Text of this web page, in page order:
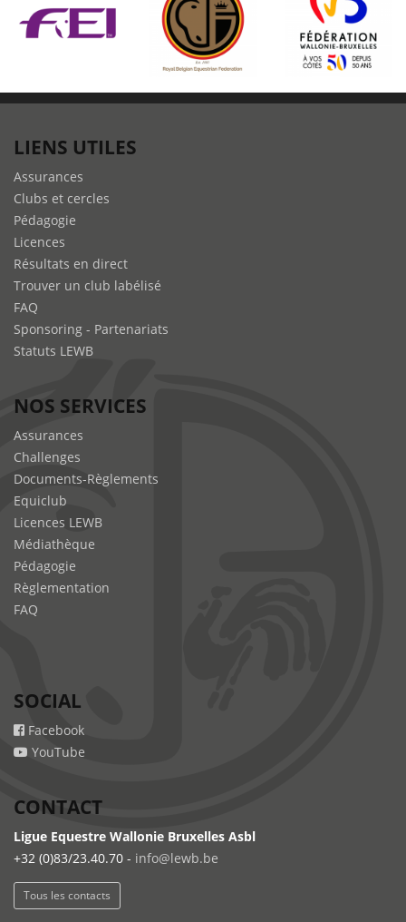
LIENS UTILES
Assurances
Clubs et cercles
Pédagogie
Licences
Résultats en direct
Trouver un club labélisé
FAQ
Sponsoring - Partenariats
Statuts LEWB
NOS SERVICES
Assurances
Challenges
Documents-Règlements
Equiclub
Licences LEWB
Médiathèque
Pédagogie
Règlementation
FAQ
SOCIAL
Facebook
YouTube
CONTACT
Ligue Equestre Wallonie Bruxelles Asbl
+32 (0)83/23.40.70 - info@lewb.be
Tous les contacts